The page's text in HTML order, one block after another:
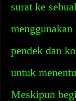
surat ke
pendek dan
untuk
Meskipun